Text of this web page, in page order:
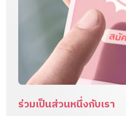
ร่วมเป็นส่วนหนึ่งกับเรา